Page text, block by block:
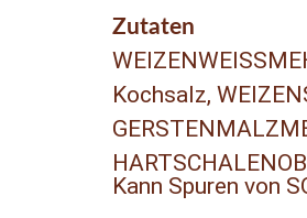
Zutaten
Kochsalz,
Kann Spuren von